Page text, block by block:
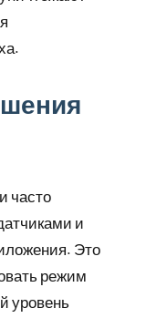
часто
и
Это
режим
уровень